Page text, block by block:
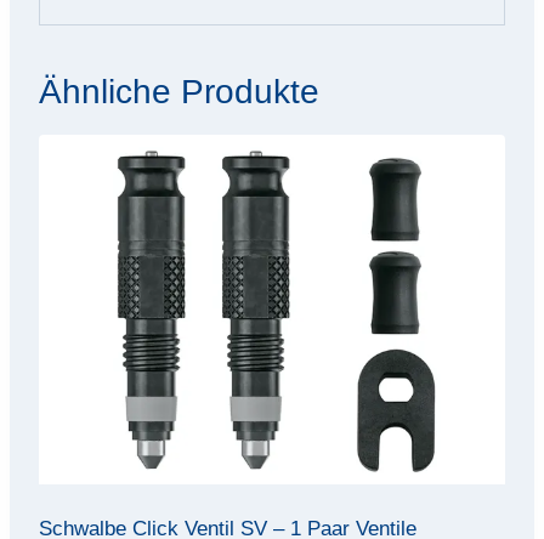
Ähnliche Produkte
Schwalbe Click Ventil SV – 1 Paar Ventile